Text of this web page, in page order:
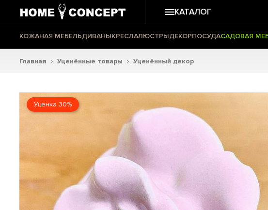
КАТАЛОГ
КОЖАНАЯ МЕБЕЛЬДИВАНЫКРЕСЛАЛЮСТРЫДЕКОРПОСУДАСАДОВАЯ
Главная Уценённые товары Уценённый декор
Уценка 30%